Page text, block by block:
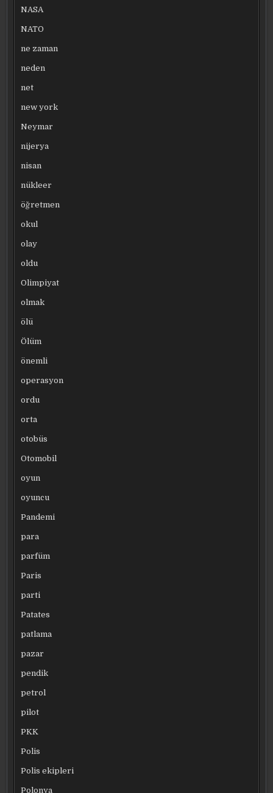
NASA
NATO
ne zaman
neden
net
new york
Neymar
nijerya
nisan
nükleer
öğretmen
okul
olay
oldu
Olimpiyat
olmak
ölü
Ölüm
önemli
operasyon
ordu
orta
otobüs
Otomobil
oyun
oyuncu
Pandemi
para
parfüm
Paris
parti
Patates
patlama
pazar
pendik
petrol
pilot
PKK
Polis
Polis ekipleri
Polonya